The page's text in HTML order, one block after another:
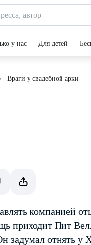
у нас Для детей
Враги у свадебной арки
компанией
приходит Пит
задумал отнять у